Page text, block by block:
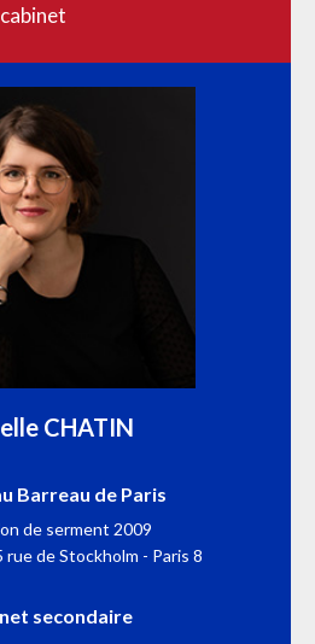
CHATIN
Barreau de Paris
de serment 2009
de Stockholm - Paris 8
secondaire